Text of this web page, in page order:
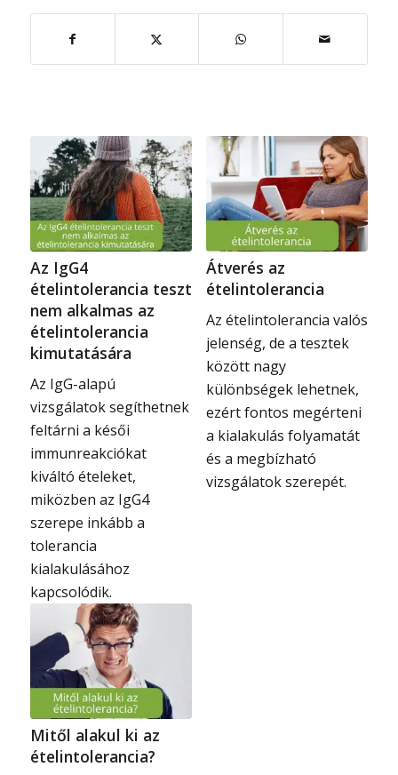
Az IgG4
ételintolerancia teszt
nem alkalmas az
ételintolerancia
kimutatására
Az IgG-alapú
vizsgálatok segíthetnek
feltárni a késői
immunreakciókat
kiváltó ételeket,
miközben az IgG4
szerepe inkább a
tolerancia
kialakulásához
kapcsolódik.
Átverés az
ételintolerancia
Az ételintolerancia valós
jelenség, de a tesztek
között nagy
különbségek lehetnek,
ezért fontos megérteni
a kialakulás folyamatát
és a megbízható
vizsgálatok szerepét.
Mitől alakul ki az
ételintolerancia?